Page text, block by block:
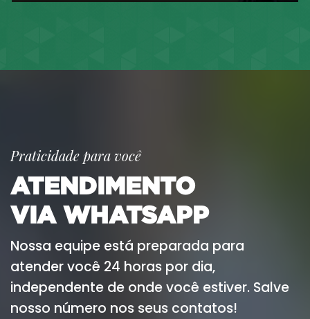
Praticidade para você
ATENDIMENTO
VIA WHATSAPP
Nossa equipe está preparada para
atender você 24 horas por dia,
independente de onde você estiver. Salve
nosso número nos seus contatos!